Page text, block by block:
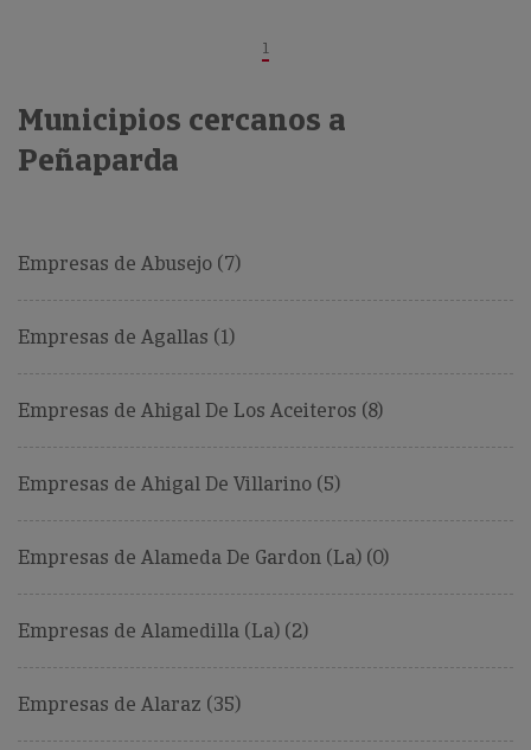
1
Municipios cercanos a
Peñaparda
Empresas de Abusejo (7)
Empresas de Agallas (1)
Empresas de Ahigal De Los Aceiteros (8)
Empresas de Ahigal De Villarino (5)
Empresas de Alameda De Gardon (La) (0)
Empresas de Alamedilla (La) (2)
Empresas de Alaraz (35)